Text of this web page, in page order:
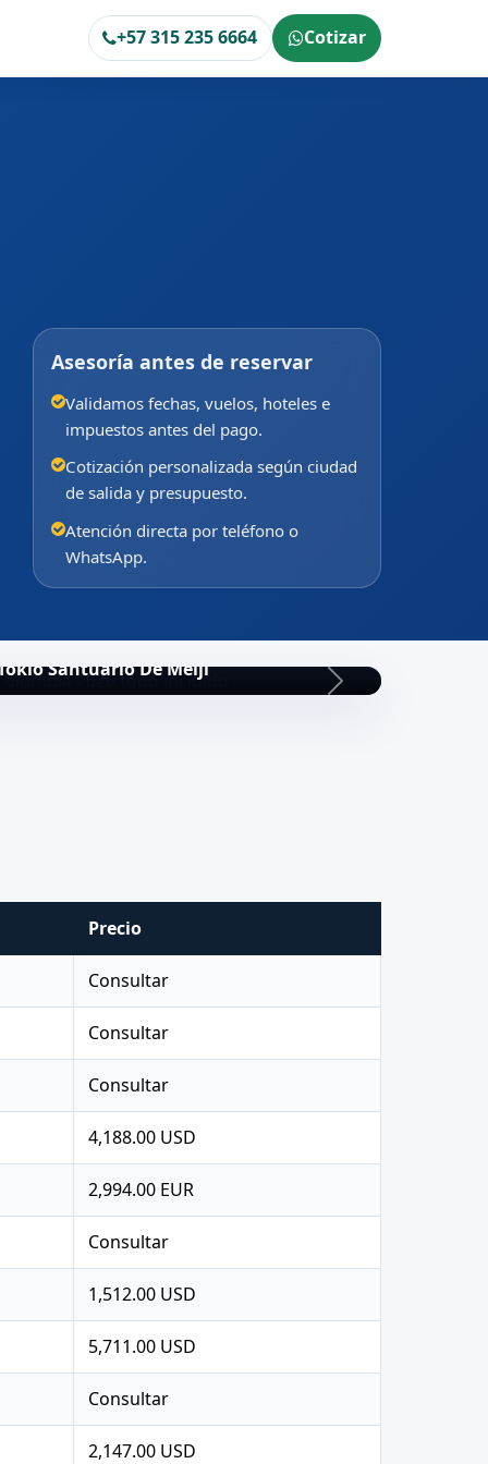
+57 315 235 6664 Cotizar
Asesoría antes de reservar
Validamos fechas, vuelos, hoteles e
impuestos antes del pago.
Cotización personalizada según ciudad
de salida y presupuesto.
Atención directa por teléfono o
WhatsApp.
Santuario De Meiji
Precio
Consultar
Consultar
Consultar
4,188.00 USD
2,994.00 EUR
Consultar
1,512.00 USD
5,711.00 USD
Consultar
2,147.00 USD